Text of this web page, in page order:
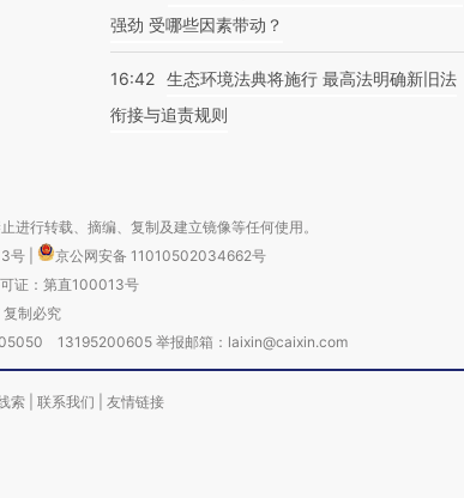
强劲 受哪些因素带动？
16:42 生态环境法典将施行 最高法明确新旧法
衔接与追责规则
行转载、摘编、复制及建立镜像等任何使用。
号
京公网安备 11010502034662号
证：第直100013号
制必究
13195200605 举报邮箱：laixin@caixin.com
索 联系我们 友情链接